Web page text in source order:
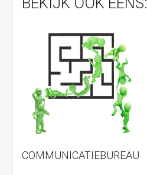
COMMUNICATIEBUREAU